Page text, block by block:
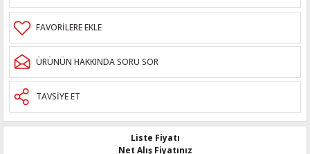
ÜRÜNÜN HAKKINDA SORU SOR
TAVSİYE ET
Liste Fiyatı
Net Alış Fiyatınız